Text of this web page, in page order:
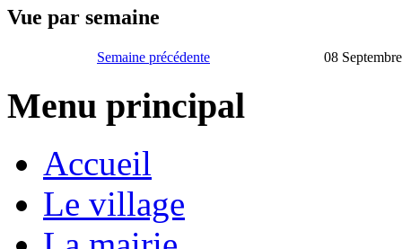
Vue par semaine
Semaine précédente 08
Menu principal
Accueil
Le village